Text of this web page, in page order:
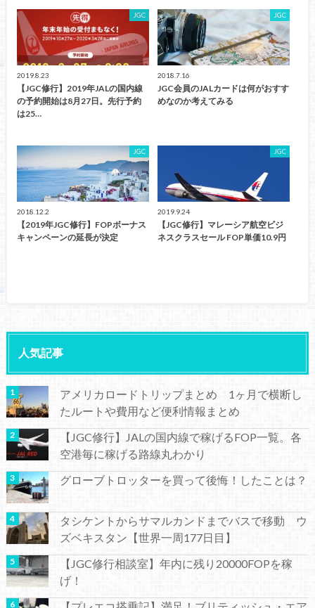
JGC
2019.8.23
【JGC修行】2019年JALの国内線
の予約開始は8月27日。先行予約
は25…
JGC
2018.7.16
JGC会員のJALカードは何がおすす
めなのか考えてみる
JGC
2018.12.2
【2019年JGC修行】FOPボーナス
キャンペーンの延長が決定
JGC
2019.9.24
【JGC修行】マレーシア航空ビジ
ネスクラスセール FOP単価10.9円
人気記事
アメリカロードトリップまとめ 1ヶ月で横断し
たルートや費用など便利情報まとめ
【JGC修行】JALの国内線で稼げるFOP一覧。各
空港毎に稼げる路線丸わかり
グローブトロッターを買って後悔！したことは？
タシケントからサマルカンドまでバスで移動 ウ
ズベキスタン【世界一周177日目】
【JGC修行相談室】年内に残り20000FOPを稼
げ！